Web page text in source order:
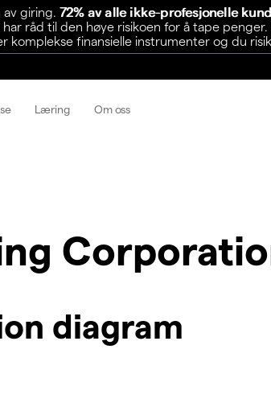
av giring.72% av alle ikke-profesjonelle
råd til den høye risikoen for å tape
finansielle instrumenter og du
Læring Om oss
diagram